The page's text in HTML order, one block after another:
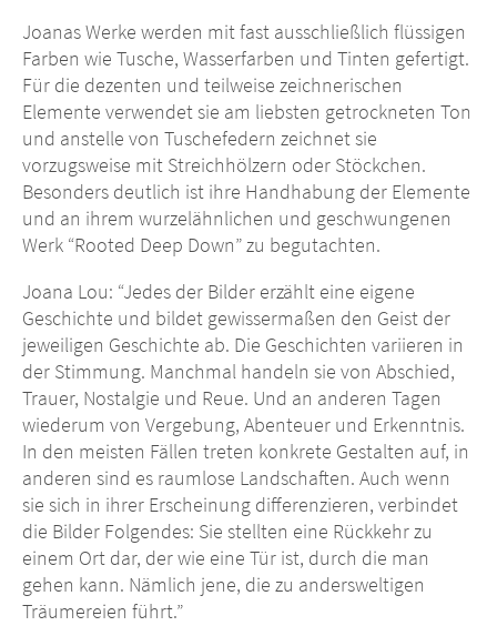
Joanas Werke werden mit fast ausschließlich flüssigen
Farben wie Tusche, Wasserfarben und Tinten gefertigt.
Für die dezenten und teilweise zeichnerischen
Elemente verwendet sie am liebsten getrockneten Ton
und anstelle von Tuschefedern zeichnet sie
vorzugsweise mit Streichhölzern oder Stöckchen.
Besonders deutlich ist ihre Handhabung der Elemente
und an ihrem wurzelähnlichen und geschwungenen
Werk “Rooted Deep Down” zu begutachten.
Joana Lou: “Jedes der Bilder erzählt eine eigene
Geschichte und bildet gewissermaßen den Geist der
jeweiligen Geschichte ab. Die Geschichten variieren in
der Stimmung. Manchmal handeln sie von Abschied,
Trauer, Nostalgie und Reue. Und an anderen Tagen
wiederum von Vergebung, Abenteuer und Erkenntnis.
In den meisten Fällen treten konkrete Gestalten auf, in
anderen sind es raumlose Landschaften. Auch wenn
sie sich in ihrer Erscheinung differenzieren, verbindet
die Bilder Folgendes: Sie stellten eine Rückkehr zu
einem Ort dar, der wie eine Tür ist, durch die man
gehen kann. Nämlich jene, die zu andersweltigen
Träumereien führt.”